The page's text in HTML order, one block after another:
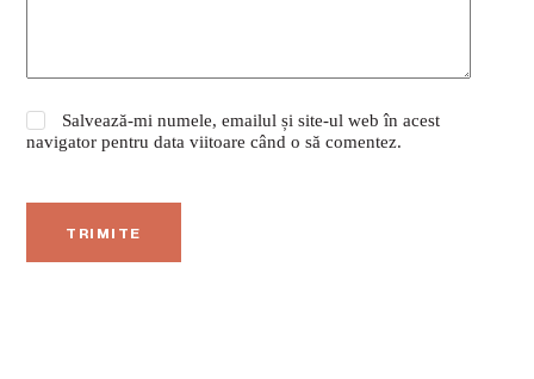
Salvează-mi numele, emailul și site-ul web în acest
navigator pentru data viitoare când o să comentez.
TRIMITE